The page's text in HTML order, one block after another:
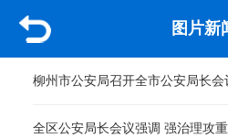
图片新
柳州市公安局召开全市公安局长会
全区公安局长会议强调 强治理攻